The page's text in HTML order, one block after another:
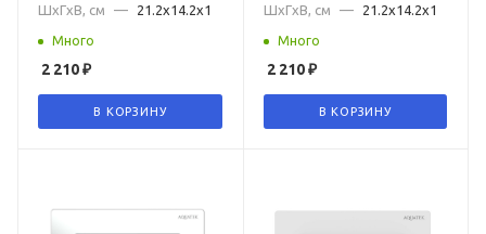
ШxГxВ, см
— 21.2x14.2x1
Много
2 210₽
В КОРЗИНУ
ШxГxВ, см
— 21.2x14.2x1
Много
2 210₽
В КОРЗИНУ